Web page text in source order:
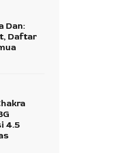
Dan:
Daftar
4.5